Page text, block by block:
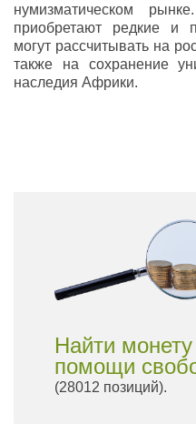
нумизматическом
приобретают редкие и
могут рассчитывать на
также на сохранение
наследия Африки.
Найти
помощи
(28012 позиций).